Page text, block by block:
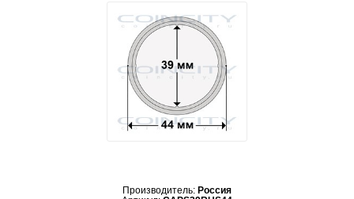
Производитель: Россия